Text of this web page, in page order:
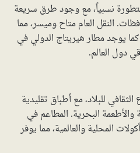
نسبياً، مع وجود طرق سريعة
النقل العام متاح وميسر، مما
يوجد مطار هيريتاج الدولي في
دول العالم.
للبلاد، مع أطباق تقليدية
البحرية. المطاعم في
المحلية والعالمية، مما يوفر